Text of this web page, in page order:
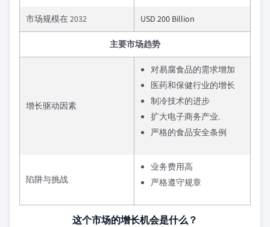
市场规模在 2032 USD 200 Billion
主要市场趋势
增长驱动因素
对易腐食品的需求增加
医药和保健行业的增长
制冷技术的进步
扩大电子商务产业.
严格的食品安全条例
陷阱与挑战
业务费用高
严格遵守规章
这个市场的增长机会是什么？